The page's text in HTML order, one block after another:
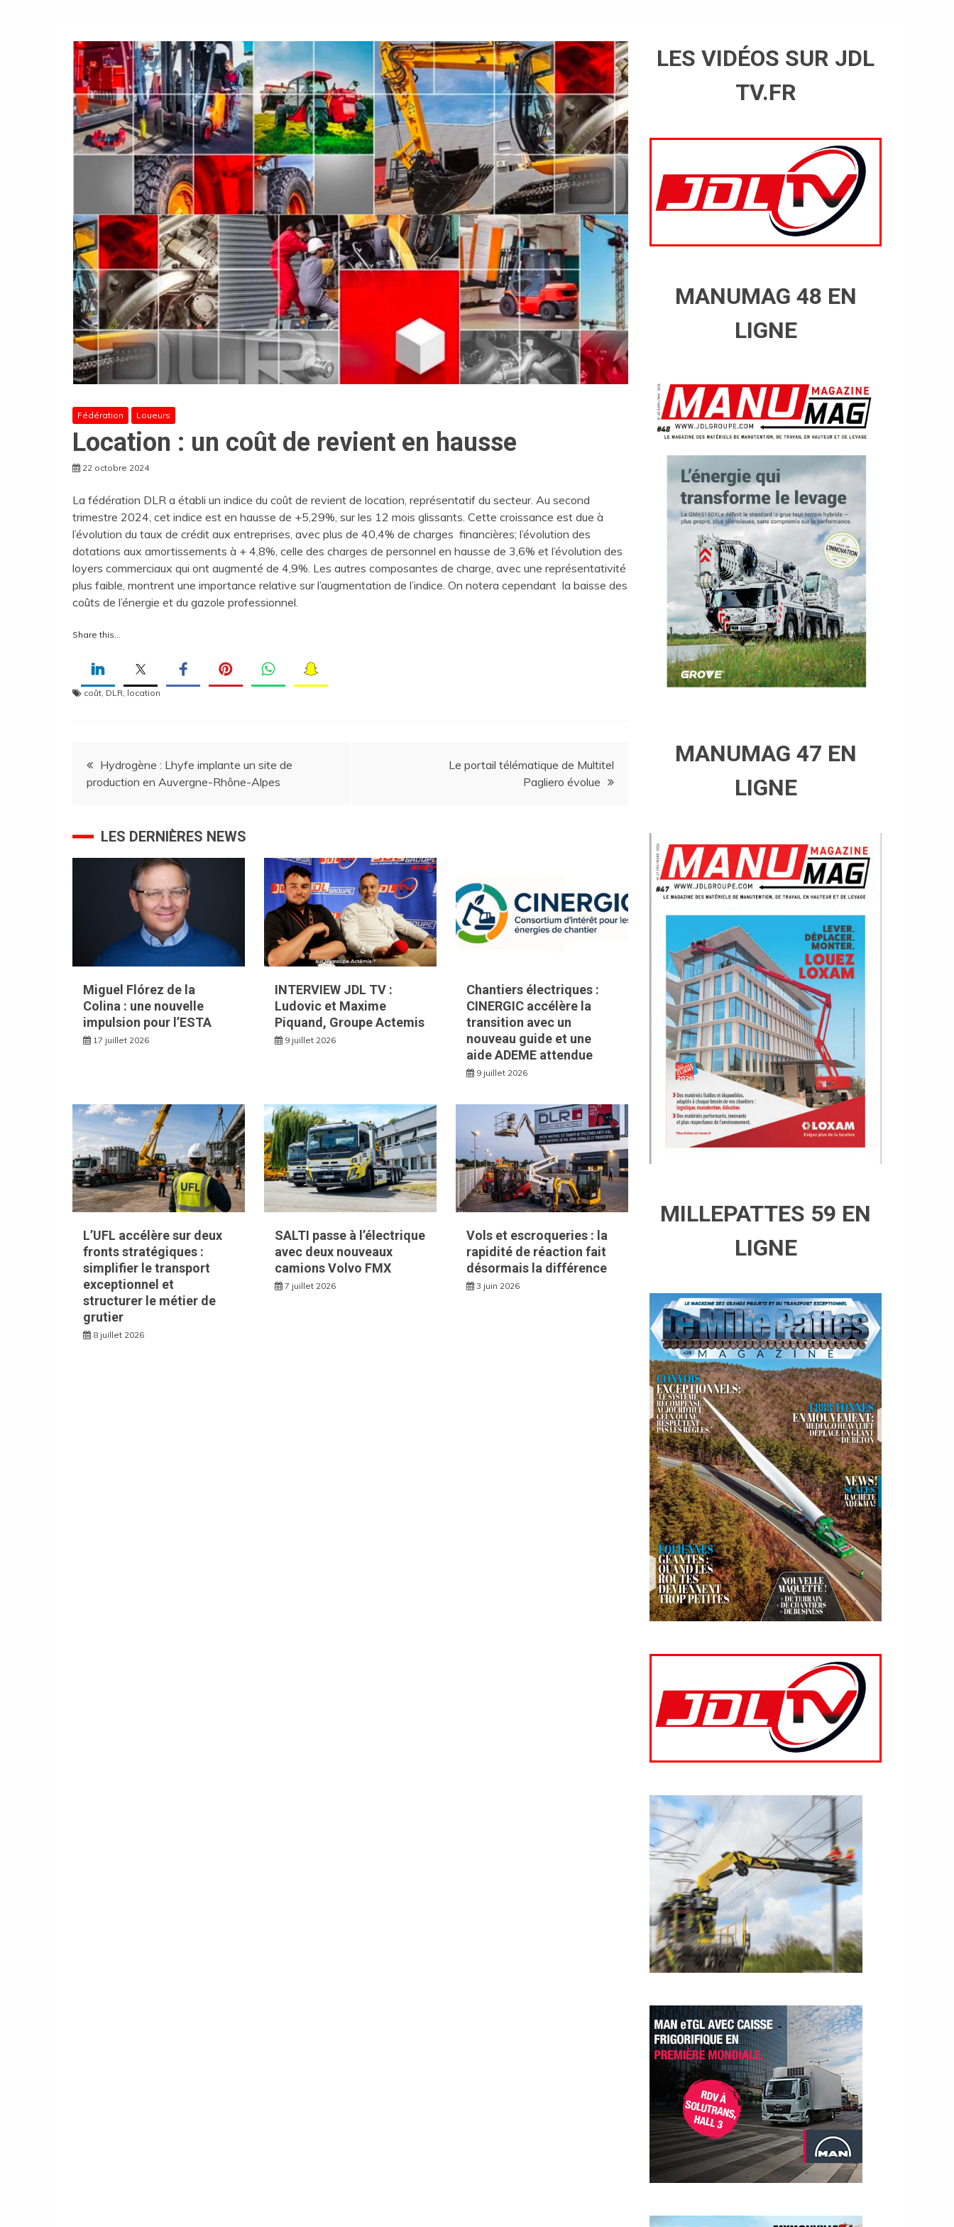
Fédération Loueurs
Location : un coût de revient en hausse
22 octobre 2024
La fédération DLR a établi un indice du coût de revient de location, représentatif du secteur. Au second
trimestre 2024, cet indice est en hausse de +5,29%, sur les 12 mois glissants. Cette croissance est due à
l’évolution du taux de crédit aux entreprises, avec plus de 40,4% de charges financières; l’évolution des
dotations aux amortissements à + 4,8%, celle des charges de personnel en hausse de 3,6% et l’évolution des
loyers commerciaux qui ont augmenté de 4,9%. Les autres composantes de charge, avec une représentativité
plus faible, montrent une importance relative sur l’augmentation de l’indice. On notera cependant la baisse des
coûts de l’énergie et du gazole professionnel.
Share this…
coût, DLR, location
Navigation
de
l’article
Hydrogène : Lhyfe implante un site de
production en Auvergne-Rhône-Alpes
Le portail télématique de Multitel
Pagliero évolue
LES DERNIÈRES NEWS
Miguel Flórez de la
Colina : une nouvelle
impulsion pour l’ESTA
17 juillet 2026
INTERVIEW JDL TV :
Ludovic et Maxime
Piquand, Groupe Actemis
9 juillet 2026
Chantiers électriques :
CINERGIC accélère la
transition avec un
nouveau guide et une
aide ADEME attendue
9 juillet 2026
L’UFL accélère sur deux
fronts stratégiques :
simplifier le transport
exceptionnel et
structurer le métier de
grutier
8 juillet 2026
SALTI passe à l’électrique
avec deux nouveaux
camions Volvo FMX
7 juillet 2026
Vols et escroqueries : la
rapidité de réaction fait
désormais la différence
3 juin 2026
LES VIDÉOS SUR JDL
TV.FR
MANUMAG 48 EN
LIGNE
MANUMAG 47 EN
LIGNE
MILLEPATTES 59 EN
LIGNE